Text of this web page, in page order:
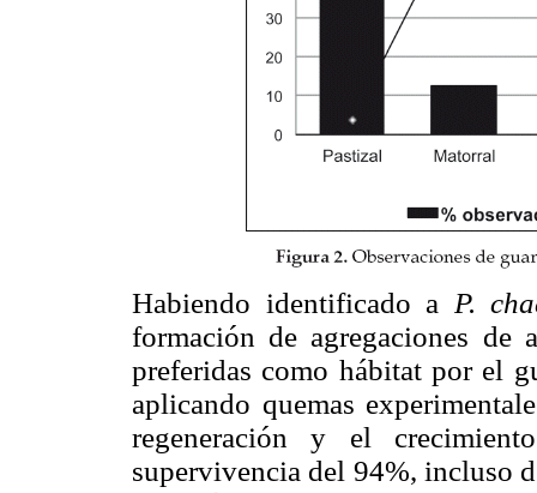
Habiendo identificado a P.
formación de agregaciones de
preferidas como hábitat por el
aplicando quemas
regeneración y el
supervivencia del 94%, incluso